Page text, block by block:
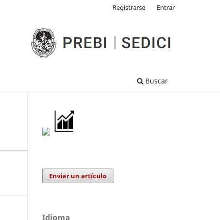
Buscar
Registrarse Entrar
Enviar un artículo
Idioma